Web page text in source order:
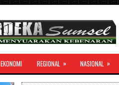
EKONOMI REGIONAL » NASIONAL »